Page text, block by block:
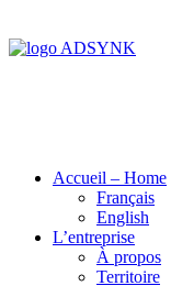
Accueil – Home
Français
English
L’entreprise
À propos
Territoire